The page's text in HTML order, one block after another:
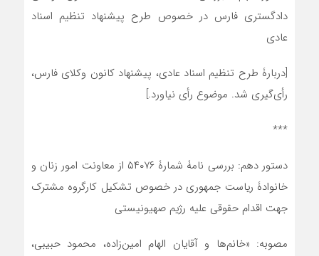
دادگستری فارس در خصوص طرح پیشنهاد تنظیم اسناد
عادی
[دربارۀ طرح تنظیم اسناد عادی، پیشنهاد کانون وکلای فارس،
رأی‌گیری شد. موضوع رأی نیاورد.]
***
دستور دهم: بررسی نامۀ شمارۀ ۵۴۰۷۶ از معاونت امور زنان و
خانوادۀ ریاست جمهوری در خصوص تشکیل کارگروه مشترک
جهت اقدام حقوقی علیه رژیم صهیونیستی
مصوبه: «خانم‌ها و آقایان الهام امین‌زاده، محمود حبیبی،